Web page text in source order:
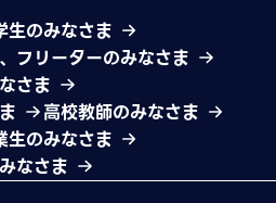
生のみなさま
フリーターのみなさま
さま
高校教師のみなさま
生のみなさま
なさま